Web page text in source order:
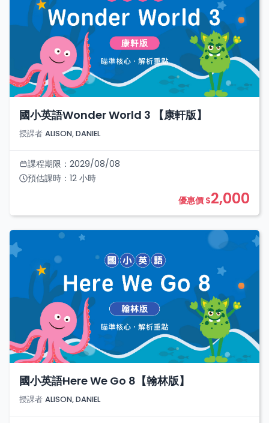
國小英語Wonder World 3 【康軒版】
授課者 ALISON, DANIEL
課程期限： 2029/08/08
預估課時： 12 小時
優惠價 $2,000
國小英語Here We Go 8【翰林版】
授課者 ALISON, DANIEL